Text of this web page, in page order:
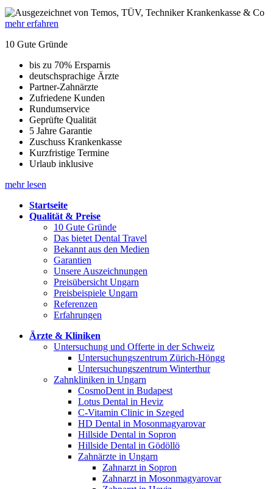
mehr erfahren
10 Gute Gründe
bis zu 70% Ersparnis
deutschsprachige Ärzte
Partner-Zahnärzte
Zufriedene Kunden
Rundumservice
Geprüfte Qualität
5 Jahre Garantie
Zuschuss Krankenkasse
Kurzfristige Termine
Urlaub inklusive
mehr lesen
Startseite
Qualität & Preise
10 Gute Gründe
Das bietet Dental Travel
Bekannt aus den Medien
Garantien
Unsere Auszeichnungen
Preisübersicht Ungarn
Preisbeispiele Ungarn
Referenzen
Erfahrungen
Ärzte & Kliniken
Untersuchung und Offerte in der Schweiz
Untersuchungszentrum Zürich-Höngg
Untersuchungszentrum Winterthur
Zahnkliniken in Ungarn
CosmoDent in Budapest
Lotus Dental in Heviz
C-Vitamin Clinic in Szeged
HD Dental in Mosonmagyarovar
Hillside Dental in Sopron
Hillside Dental in Gödöllö
Zahnärzte in Ungarn
Zahnarzt in Sopron
Zahnarzt in Mosonmagyarovar